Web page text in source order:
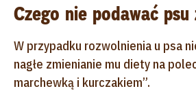
Czego nie podawać
W przypadku rozwolnienia u psa
nagłe zmienianie mu diety na
marchewką i kurczakiem”.